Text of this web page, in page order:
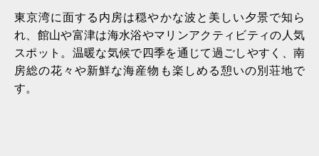
東京湾に面する内房は穏やかな波と美しい夕景で知ら
れ、館山や富津は海水浴やマリンアクティビティの人気
スポット。温暖な気候で四季を通じて過ごしやすく、南
房総の花々や新鮮な海産物も楽しめる憩いの別荘地で
す。
家づくりの流れ
家づくり Q&A
輸入住宅建築用語集